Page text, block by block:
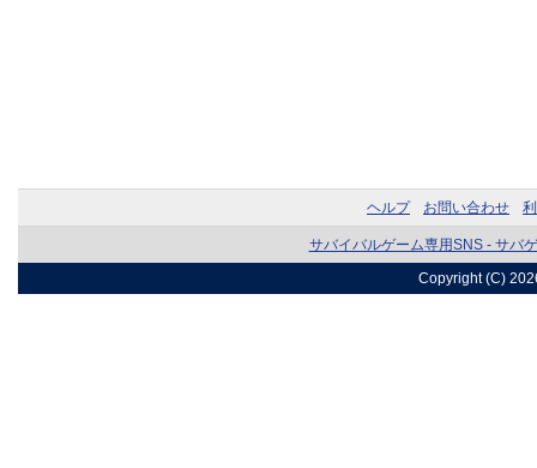
ヘルプ お問い合わせ
サバイバルゲーム専用SNS - サバ
Copyright (C)